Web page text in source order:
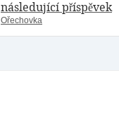
následující příspěvek
Ořechovka